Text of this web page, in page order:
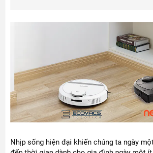
Nhịp sống hiện đại khiến chúng ta ngày